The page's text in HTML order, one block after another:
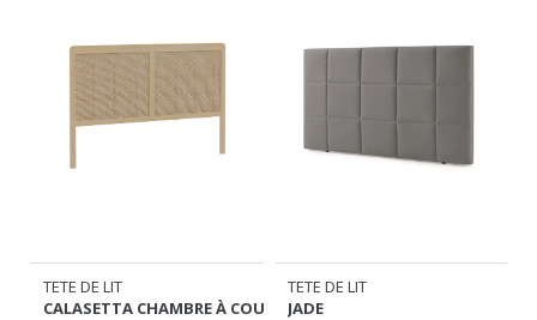
CALASETTA CHAMBRE À COUCHER
189€
JADE
209€